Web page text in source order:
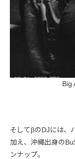
Big
そしてβのDJには、
加え、沖縄出身の
ンナップ。